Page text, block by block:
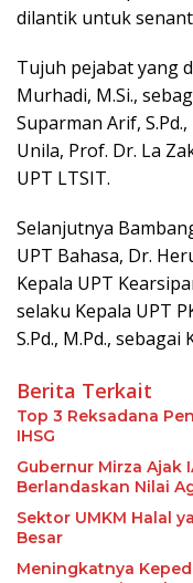
dilantik untuk
Tujuh pejabat yang
Murhadi, M.Si.,
Suparman Arif,
Unila, Prof. Dr. La
UPT LTSIT.
Selanjutnya
UPT Bahasa, Dr.
Kepala UPT
selaku Kepala UPT
S.Pd., M.Pd., sebagai
Berita Terkait
Top 3 Reksadana
IHSG
Gubernur Mirza Ajak
Berlandaskan Nilai
Sektor UMKM Halal
Besar
Meningkatnya